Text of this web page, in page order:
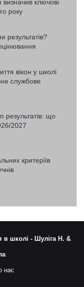
ключові
року
результатів?
вікон у школі
службове
результатів: що
2027
критеріїв
в школі - Шуліга Н. &
нас